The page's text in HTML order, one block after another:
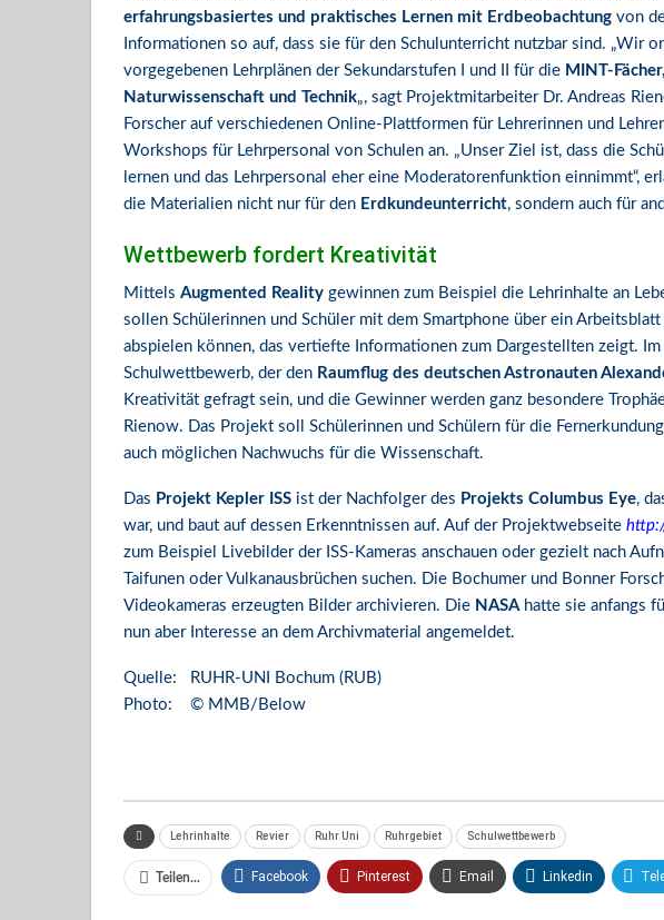
erfahrungsbasiertes und praktisches Lernen mit Erdbeobachtung von
Informationen so auf, dass sie für den Schulunterricht nutzbar sind. „Wir
vorgegebenen Lehrplänen der Sekundarstufen I und II für die MINT-
Naturwissenschaft und Technik„, sagt Projektmitarbeiter Dr. Andreas
Forscher auf verschiedenen Online-Plattformen für Lehrerinnen und
Workshops für Lehrpersonal von Schulen an. „Unser Ziel ist, dass die
lernen und das Lehrpersonal eher eine Moderatorenfunktion einnimmt“,
die Materialien nicht nur für den Erdkundeunterricht, sondern auch für
Wettbewerb fordert Kreativität
Mittels Augmented Reality gewinnen zum Beispiel die Lehrinhalte an
sollen Schülerinnen und Schüler mit dem Smartphone über ein
abspielen können, das vertiefte Informationen zum Dargestellten zeigt.
Schulwettbewerb, der den Raumflug des deutschen Astronauten
Kreativität gefragt sein, und die Gewinner werden ganz besondere
Rienow. Das Projekt soll Schülerinnen und Schülern für die
auch möglichen Nachwuchs für die Wissenschaft.
Das Projekt Kepler ISS ist der Nachfolger des Projekts Columbus Eye,
war, und baut auf dessen Erkenntnissen auf. Auf der Projektwebseite
zum Beispiel Livebilder der ISS-Kameras anschauen oder gezielt nach
Taifunen oder Vulkanausbrüchen suchen. Die Bochumer und Bonner
Videokameras erzeugten Bilder archivieren. Die NASAhatte sie anfangs
nun aber Interesse an dem Archivmaterial angemeldet.
Quelle: RUHR-UNI Bochum (RUB)
Photo: © MMB/Below
Lehrinhalte Revier Ruhr Uni Ruhrgebiet Schulwettbewerb
Teilen... Facebook Pinterest Email Linkedin